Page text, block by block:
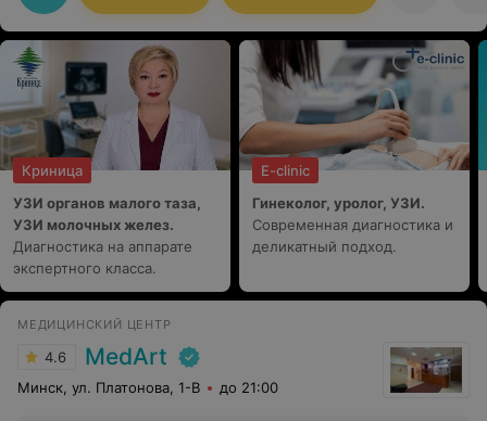
зерновым кофе, бесплатный для посетителей
(особенно актуально в ветреную зимнюю погоду :) ).
Для детей в коридоре есть детский уголок с
игрушками. Единственное, что ещё хотелось бы
добавить - стопку каких-нибудь журналов для
посетителей, чтобы те, кто пришёл раньше, мог бы
полистать их в ожидании приёма.
Криница
УЗИ органов малого таза,
УЗИ молочных желез.
Диагностика на аппарате
экспертного класса.
E-clinic
Гинеколог, уролог, УЗИ.
Современная диагностика и
деликатный подход.
МЕДИЦИНСКИЙ ЦЕНТР
4.6 MedArt
Минск, ул. Платонова, 1-В до 21:00